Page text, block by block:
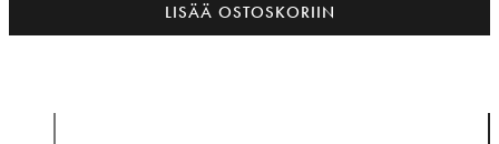
LISÄÄ OSTOSKORIIN